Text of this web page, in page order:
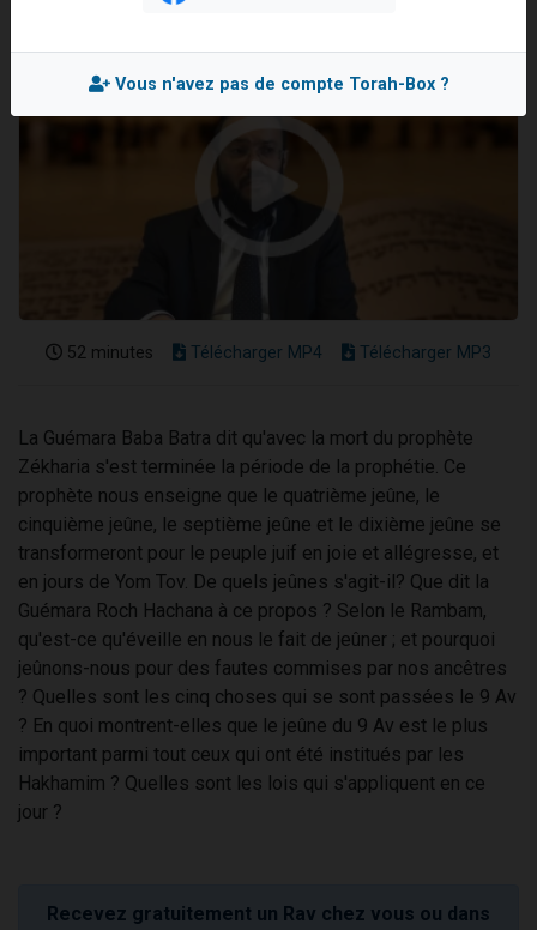
3 personnes viennent de nous rejoindre sur WhatsApp
2 nouvelles musiques dans Torah-Box Music
52 minutes Télécharger MP4 Télécharger MP3
La Guémara Baba Batra dit qu'avec la mort du prophète
Zékharia s'est terminée la période de la prophétie. Ce
prophète nous enseigne que le quatrième jeûne, le
cinquième jeûne, le septième jeûne et le dixième jeûne se
transformeront pour le peuple juif en joie et allégresse, et
en jours de Yom Tov. De quels jeûnes s'agit-il? Que dit la
Guémara Roch Hachana à ce propos ? Selon le Rambam,
qu'est-ce qu'éveille en nous le fait de jeûner ; et pourquoi
jeûnons-nous pour des fautes commises par nos ancêtres
? Quelles sont les cinq choses qui se sont passées le 9 Av
? En quoi montrent-elles que le jeûne du 9 Av est le plus
important parmi tout ceux qui ont été institués par les
Hakhamim ? Quelles sont les lois qui s'appliquent en ce
jour ?
Recevez gratuitement un Rav chez vous ou dans
Vous n'avez pas de compte Torah-Box ?